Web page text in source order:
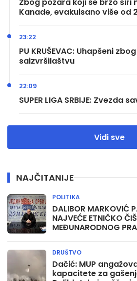
Zbog požara koji se brzo širi
Kanade, evakuisano više od
PU KRUŠEVAC: Uhapšeni
saizvršilaštvu
23:22
SUPER LIGA SRBIJE: Zvezda
22:09
Vidi sve
NAJČITANIJE
DALIBOR MARKOVIĆ
NAJVEĆE ETNIČKO
MEĐUNARODNOG
POLITIKA
Dačić: MUP
kapacitete za
DRUŠTVO